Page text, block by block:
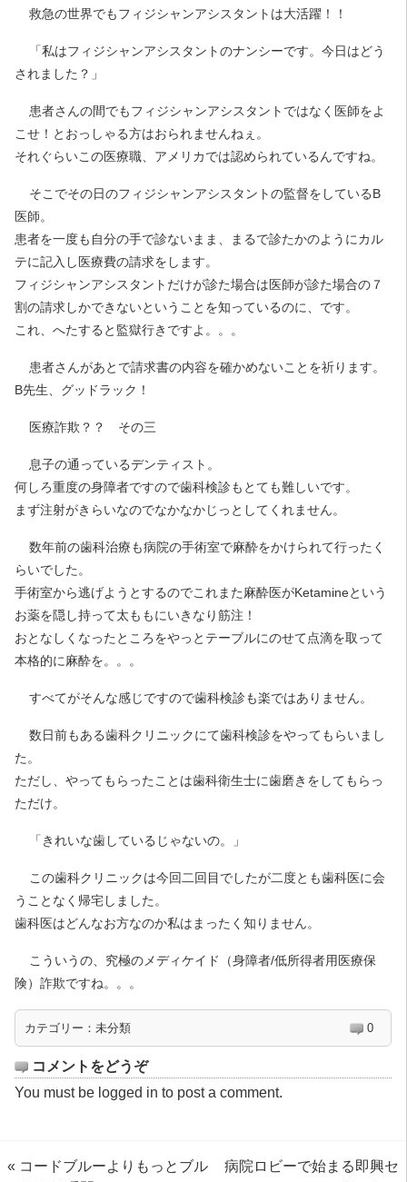
救急の世界でもフィジシャンアシスタントは大活躍！！
「私はフィジシャンアシスタントのナンシーです。今日はどう
されました？」
患者さんの間でもフィジシャンアシスタントではなく医師をよ
こせ！とおっしゃる方はおられませんねぇ。
それぐらいこの医療職、アメリカでは認められているんですね。
そこでその日のフィジシャンアシスタントの監督をしているB
医師。
患者を一度も自分の手で診ないまま、まるで診たかのようにカル
テに記入し医療費の請求をします。
フィジシャンアシスタントだけが診た場合は医師が診た場合の７
割の請求しかできないということを知っているのに、です。
これ、へたすると監獄行きですよ。。。
患者さんがあとで請求書の内容を確かめないことを祈ります。
B先生、グッドラック！
医療詐欺？？ その三
息子の通っているデンティスト。
何しろ重度の身障者ですので歯科検診もとても難しいです。
まず注射がきらいなのでなかなかじっとしてくれません。
数年前の歯科治療も病院の手術室で麻酔をかけられて行ったく
らいでした。
手術室から逃げようとするのでこれまた麻酔医がKetamineという
お薬を隠し持って太ももにいきなり筋注！
おとなしくなったところをやっとテーブルにのせて点滴を取って
本格的に麻酔を。。。
すべてがそんな感じですので歯科検診も楽ではありません。
数日前もある歯科クリニックにて歯科検診をやってもらいまし
た。
ただし、やってもらったことは歯科衛生士に歯磨きをしてもらっ
ただけ。
「きれいな歯しているじゃないの。」
この歯科クリニックは今回二回目でしたが二度とも歯科医に会
うことなく帰宅しました。
歯科医はどんなお方なのか私はまったく知りません。
こういうの、究極のメディケイド（身障者/低所得者用医療保
険）詐欺ですね。。。
カテゴリー： 未分類 0
コメントをどうぞ
You must be logged in to post a comment.
« コードブルーよりもっとブル
病院ロビーで始まる即興セ